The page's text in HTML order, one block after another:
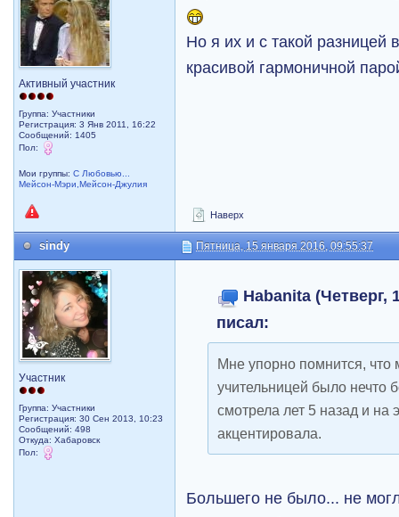
Активный участник
Группа: Участники
Регистрация: 3 Янв 2011, 16:22
Сообщений: 1405
Пол:
Мои группы:С Любовью...
Мейсон-Мэри,Мейсон-Джулия
Но я их и с такой
красивой гармоничной
Наверх
sindy Пятница, 15 января 2016, 09:55:37
Участник
Группа: Участники
Регистрация: 30 Сен 2013, 10:23
Сообщений: 498
Откуда: Хабаровск
Пол:
Habanita (Четверг,
писал:
Мне упорно помнится, что
учительницей было нечто
смотрела лет 5 назад и на
акцентировала.
Большего не было... не